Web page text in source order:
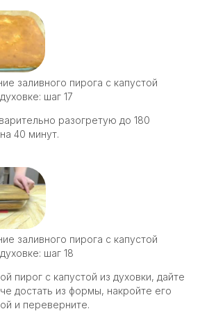
заливного пирога с капустой
шаг 17
разогретую до 180
40 минут.
заливного пирога с капустой
шаг 18
пирог с капустой из духовки, дайте
достать из формы, накройте его
и переверните.